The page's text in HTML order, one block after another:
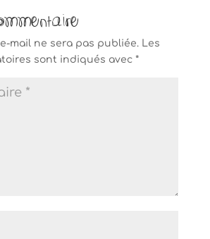
mail ne sera pas publiée. Les
sont indiqués avec *